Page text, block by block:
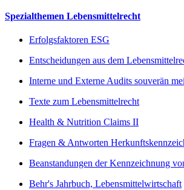
Spezialthemen Lebensmittelrecht
Erfolgsfaktoren ESG
Entscheidungen aus dem
Interne und Externe Audits souverän
Texte zum Lebensmittelrecht
Health & Nutrition Claims II
Fragen & Antworten
Beanstandungen der Kennzeichnung
Behr's Jahrbuch, Lebensmittelwirtschaft